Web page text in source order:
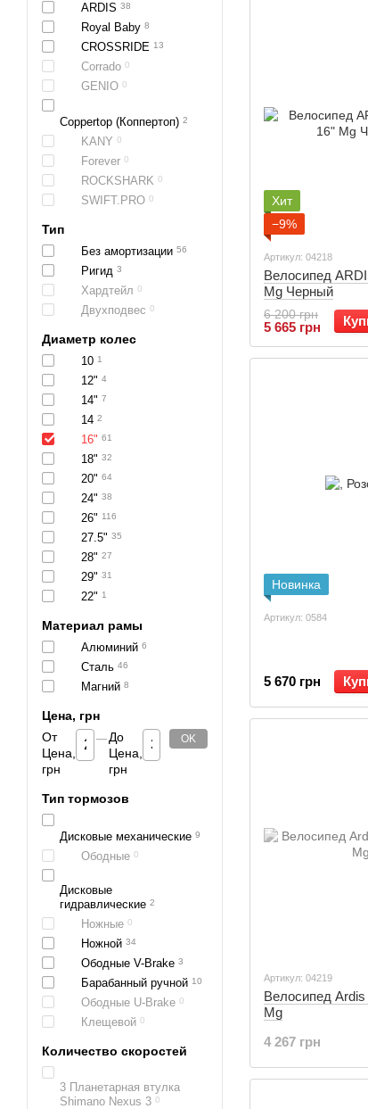
Хит
−9%
Артикул: 04218
Велосипед
Mg Черный
6 200 грн
5 665 грн
Новинка
Артикул: 0584
5 670 грн
Артикул: 04219
Велосипед
Mg
4 267 грн
ARDIS 38
Royal Baby 8
CROSSRIDE 13
Corrado 0
GENIO 0
Coppertop (Коппертоп) 2
KANY 0
Forever 0
ROCKSHARK 0
SWIFT.PRO 0
Тип
Без амортизации 56
Ригид 3
Хардтейл 0
Двухподвес 0
Диаметр колес
10 1
12" 4
14" 7
14 2
16" 61
18" 32
20" 64
24" 38
26" 116
27.5" 35
28" 27
29" 31
22" 1
Материал рамы
Алюминий 6
Сталь 46
Магний 8
Цена, грн
От
Цена,
грн
До
Цена,
грн
OK
Тип тормозов
Дисковые механические 9
Ободные 0
Дисковые
гидравлические 2
Ножные 0
Ножной 34
Ободные V-Brake 3
Барабанный ручной 10
Ободные U-Brake 0
Клещевой 0
Количество скоростей
3 Планетарная втулка
Shimano Nexus 3 0